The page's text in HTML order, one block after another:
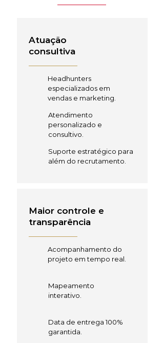
Atuação
consultiva
Headhunters
especializados em
vendas e marketing.
Atendimento
personalizado e
consultivo.
Suporte estratégico para
além do recrutamento.
Maior controle e
transparência
Acompanhamento do
projeto em tempo real.
Mapeamento
interativo.
Data de entrega 100%
garantida.